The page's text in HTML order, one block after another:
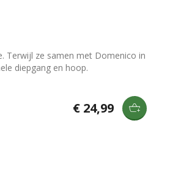
Terwijl ze samen met Domenico in
diepgang en hoop.
€ 24,99